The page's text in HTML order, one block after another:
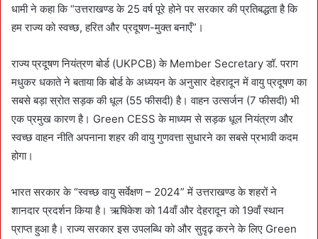
धामी ने कहा कि “उत्तराखण्ड के 25 वर्ष पूरे होने पर सरकार की प्रतिबद्धता है कि
हम राज्य को स्वच्छ, हरित और प्रदूषण-मुक्त बनाएँ”।
राज्य प्रदूषण नियंत्रण बोर्ड (UKPCB) के Member Secretary डॉ. पराग
मधुकर धकाते ने बताया कि बोर्ड के अध्ययन के अनुसार देहरादून में वायु प्रदूषण का
सबसे बड़ा स्रोत सड़क की धूल (55 फीसदी) है। वाहन उत्सर्जन (7 फीसदी) भी
एक प्रमुख कारण है। Green CESS के माध्यम से सड़क धूल नियंत्रण और
स्वच्छ वाहन नीति अपनाना शहर की वायु गुणवत्ता सुधारने का सबसे प्रभावी कदम
होगा।
भारत सरकार के “स्वच्छ वायु सर्वेक्षण – 2024” में उत्तराखण्ड के शहरों ने
शानदार प्रदर्शन किया है। ऋषिकेश को 14वाँ और देहरादून को 19वाँ स्थान
प्राप्त हुआ है। राज्य सरकार इस उपलब्धि को और सुदृढ़ करने के लिए Green